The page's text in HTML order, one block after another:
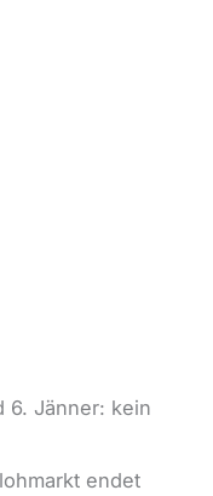
6. Jänner: kein
endet